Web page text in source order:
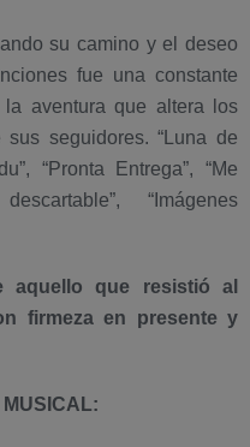
su camino y el deseo
fue una constante
aventura que altera los
seguidores. “Luna de
“Pronta Entrega”, “Me
“Imágenes
aquello que resistió al
firmeza en presente y
MUSICAL: